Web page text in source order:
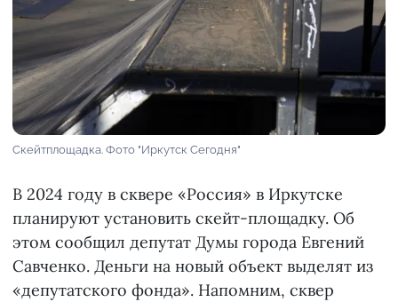
Скейтплощадка. Фото "Иркутск Сегодня"
В 2024 году в сквере «Россия» в Иркутске
планируют установить скейт-площадку. Об
этом сообщил депутат Думы города Евгений
Савченко. Деньги на новый объект выделят из
«депутатского фонда». Напомним, сквер